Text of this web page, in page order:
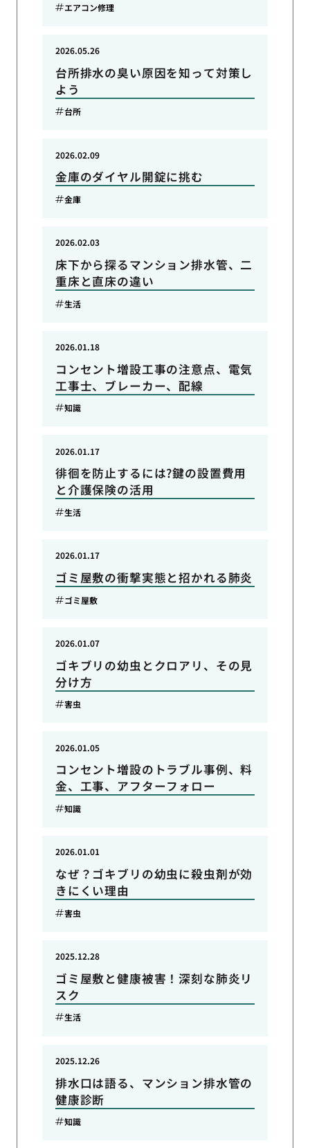
エアコン修理
台所排水の臭い原因を知って対策し
よう
2026.05.26
台所
金庫のダイヤル開錠に挑む
2026.02.09
金庫
床下から探るマンション排水管、二
重床と直床の違い
2026.02.03
生活
コンセント増設工事の注意点、電気
工事士、ブレーカー、配線
2026.01.18
知識
徘徊を防止するには?鍵の設置費用
と介護保険の活用
2026.01.17
生活
ゴミ屋敷の衝撃実態と招かれる肺炎
2026.01.17
ゴミ屋敷
ゴキブリの幼虫とクロアリ、その見
分け方
2026.01.07
害虫
コンセント増設のトラブル事例、料
金、工事、アフターフォロー
2026.01.05
知識
なぜ？ゴキブリの幼虫に殺虫剤が効
きにくい理由
2026.01.01
害虫
ゴミ屋敷と健康被害！深刻な肺炎リ
スク
2025.12.28
生活
排水口は語る、マンション排水管の
健康診断
2025.12.26
知識